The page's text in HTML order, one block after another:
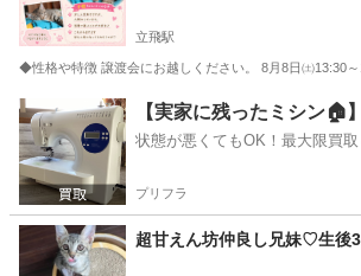
立飛駅
◆性格や特徴 譲渡会にお越しください。 8月8日㈯13:30
立川市 立飛駅 猫 ワクチン
【実家に残ったミシン🏠
状態が悪くてもOK！最大限買
プリフラ
超甘えん坊仲良し兄妹♡生後3